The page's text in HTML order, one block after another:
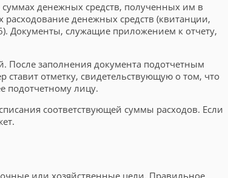
денежных средств, полученных им в
денежных средств (квитанции,
Документы, служащие приложением к отчету,
После заполнения документа подотчетным
ставит отметку, свидетельствующую о том, что
подотчетному лицу.
соответствующей суммы расходов. Если